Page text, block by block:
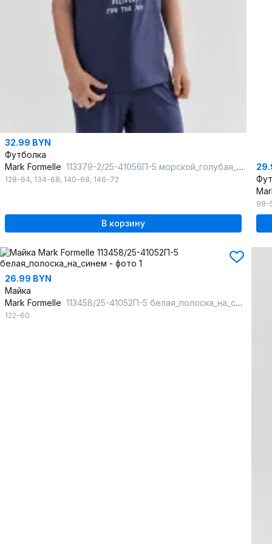
32.99 BYN
Футболка
Mark Formelle 113379-2/25-41056П-5 морской_голубая_полоска_на_белом_3_сл_1изд_печ_на
128-64, 134-68, 140-68, 146-72
В корзину
98-
26.99 BYN
Майка
Mark Formelle 113458/25-41052П-5 белая_полоска_на_синем
122-60